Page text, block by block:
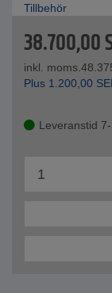
Tillbehör
38.700,00
inkl. moms.
Plus 1.200,00
Leveranstid